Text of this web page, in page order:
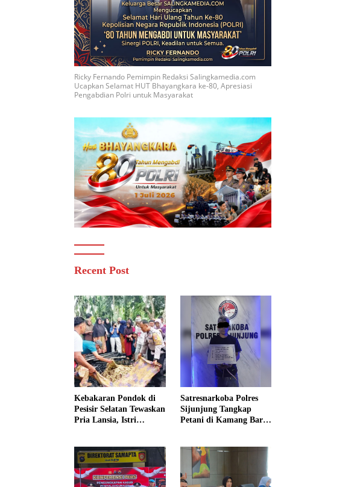
Ricky Fernando Pemimpin Redaksi Salingkamedia.com
Ucapkan Selamat HUT Bhayangkara ke-80, Apresiasi
Pengabdian Polri untuk Masyarakat
Recent Post
Kebakaran Pondok di
Pesisir Selatan Tewaskan
Pria Lansia, Istri
Satresnarkoba Polres
Sijunjung Tangkap
Petani di Kamang Baru,